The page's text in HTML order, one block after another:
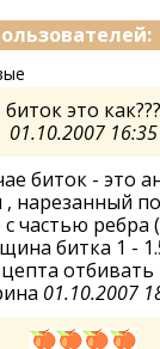
биток это как???
01.10.2007 16:35
биток - это
нарезанный
частью ребра
битка 1 -
отбивать
01.10.2007